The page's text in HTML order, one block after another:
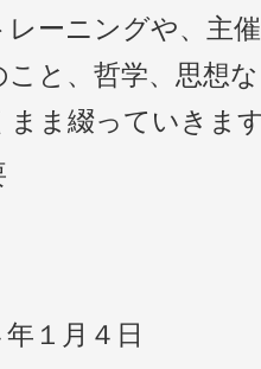
レーニングや、主
こと、哲学、思想
まま綴っていきま
年１月４日